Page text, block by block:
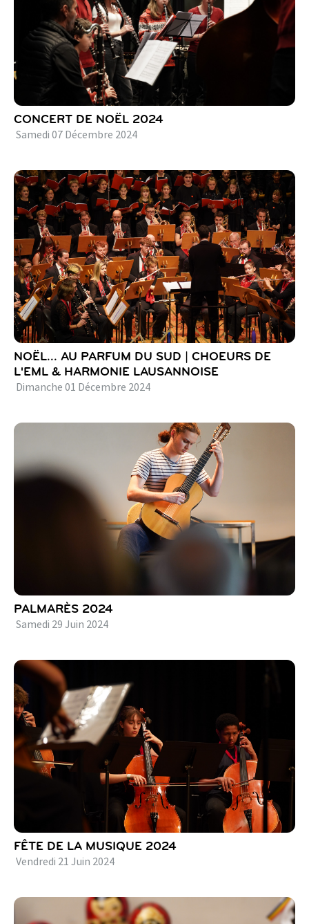
CONCERT DE NOËL 2024
Samedi 07 Décembre 2024
NOËL... AU PARFUM DU SUD | CHOEURS DE
L'EML & HARMONIE LAUSANNOISE
Dimanche 01 Décembre 2024
PALMARÈS 2024
Samedi 29 Juin 2024
FÊTE DE LA MUSIQUE 2024
Vendredi 21 Juin 2024